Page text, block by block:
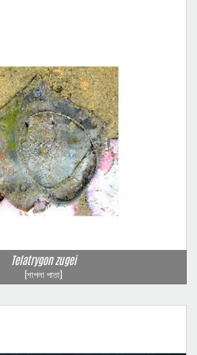
Telatrygon zugei
(শাপলা পাতা)